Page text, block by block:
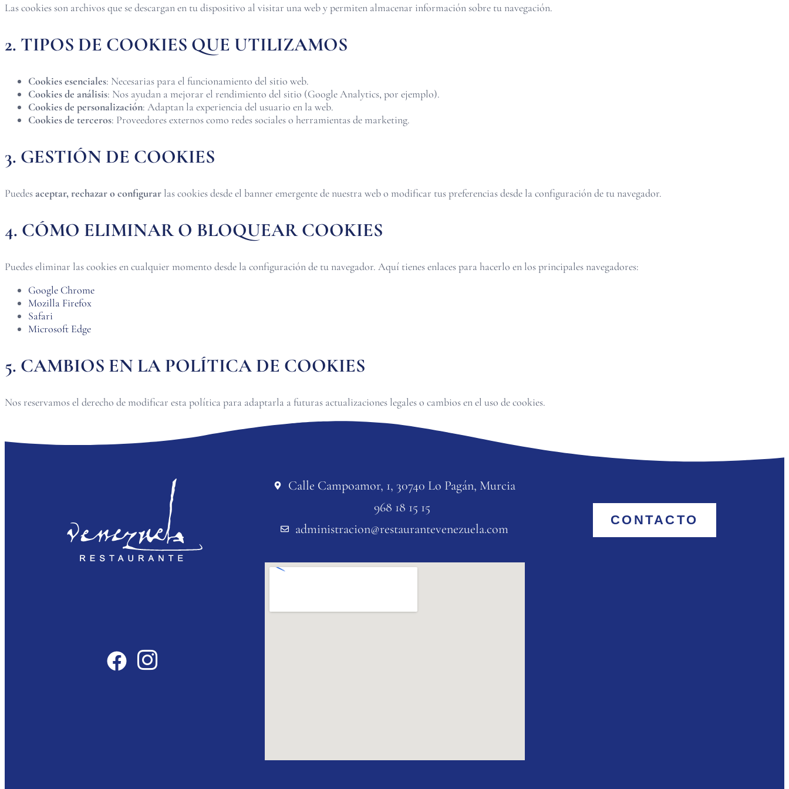
Las cookies son archivos que se descargan en tu dispositivo al visitar una web y permiten almacenar información sobre tu navegación.
2. TIPOS DE COOKIES QUE UTILIZAMOS
Cookies esenciales: Necesarias para el funcionamiento del sitio web.
Cookies de análisis: Nos ayudan a mejorar el rendimiento del sitio (Google Analytics, por ejemplo).
Cookies de personalización: Adaptan la experiencia del usuario en la web.
Cookies de terceros: Proveedores externos como redes sociales o herramientas de marketing.
3. GESTIÓN DE COOKIES
Puedesaceptar, rechazar o configurar las cookies desde el banner emergente de nuestra web o modificar tus preferencias desde la configuración de tu navegador.
4. CÓMO ELIMINAR O BLOQUEAR COOKIES
Puedes eliminar las cookies en cualquier momento desde la configuración de tu navegador. Aquí tienes enlaces para hacerlo en los principales navegadores:
Google Chrome
Mozilla Firefox
Safari
Microsoft Edge
5. CAMBIOS EN LA POLÍTICA DE COOKIES
Nos reservamos el derecho de modificar esta política para adaptarla a futuras actualizaciones legales o cambios en el uso de cookies.
Calle Campoamor, 1, 30740 Lo Pagán, Murcia
968 18 15 15
administracion@restaurantevenezuela.com
CONTACTO